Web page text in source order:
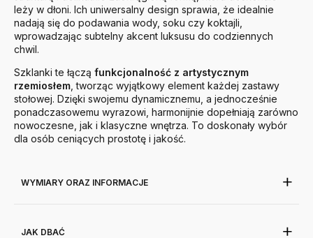
leży w dłoni. Ich uniwersalny design sprawia, że idealnie
nadają się do podawania wody, soku czy koktajli,
wprowadzając subtelny akcent luksusu do codziennych
chwil.
Szklanki te łączą funkcjonalność z artystycznym
rzemiosłem , tworząc wyjątkowy element każdej zastawy
stołowej. Dzięki swojemu dynamicznemu, a jednocześnie
ponadczasowemu wyrazowi, harmonijnie dopełniają zarówno
nowoczesne, jak i klasyczne wnętrza. To doskonały wybór
dla osób ceniących prostotę i jakość.
WYMIARY ORAZ INFORMACJE
JAK DBAĆ